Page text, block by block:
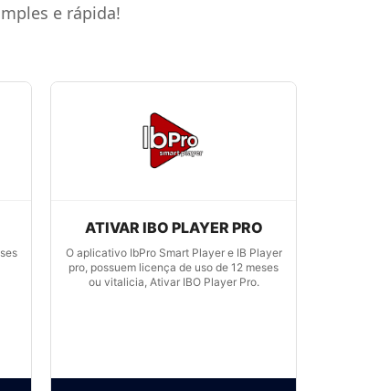
e rápida!
ATIVAR IBO PLAYER PRO
O aplicativo IbPro Smart Player e IB Player
pro, possuem licença de uso de 12 meses
ou vitalicia, Ativar IBO Player Pro.